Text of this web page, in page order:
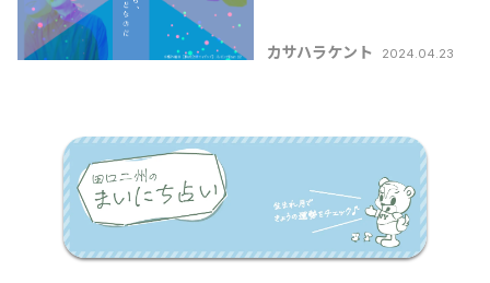
【コラムって何書けば
カサハラケント 2024.04.23